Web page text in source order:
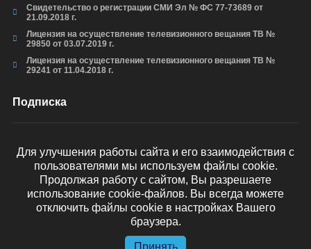
Свидетельство о регистрации СМИ Эл № ФС 77-73689 от
21.09.2018 г.
Лицензия на осуществление телевизионного вещания ТВ №
29850 от 03.07.2019 г.
Лицензия на осуществление телевизионного вещания ТВ №
29241 от 11.04.2018 г.
Подписка
ОТПРАВИТЬ
. Все права защищены.
Для улучшения работы сайта и его взаимодействия с
пользователями мы используем файлы cookie.
Продолжая работу с сайтом, Вы разрешаете
использование cookie-файлов. Вы всегда можете
отключить файлы cookie в настройках Вашего
браузера.
Принять